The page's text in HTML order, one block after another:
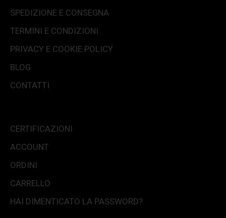
SPEDIZIONE E CONSEGNA
TERMINI E CONDIZIONI
PRIVACY E COOKIE POLICY
BLOG
CONTATTI
CERTIFICAZIONI
ACCOUNT
ORDINI
CARRELLO
HAI DIMENTICATO LA PASSWORD?